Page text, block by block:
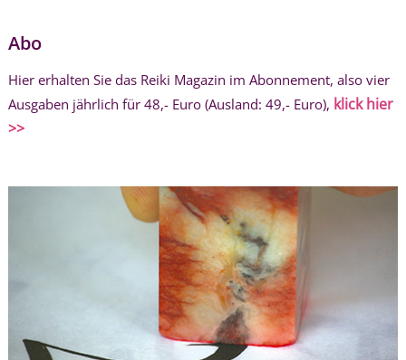
Abo
Hier erhalten Sie das Reiki Magazin im Abonnement, also vier
Ausgaben jährlich für 48,- Euro (Ausland: 49,- Euro), klick hier
>>